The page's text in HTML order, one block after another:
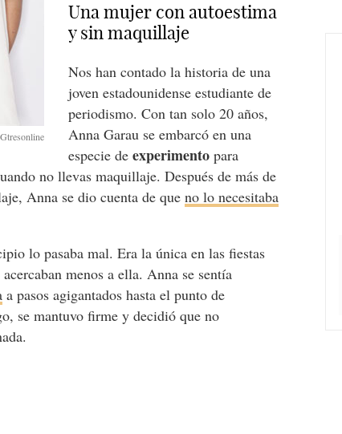
Una mujer con autoestima
y sin maquillaje
Nos han contado la historia de una
joven estadounidense estudiante de
periodismo. Con tan solo 20 años,
Anna Garau se embarcó en una
especie deexperimento para
no llevas maquillaje. Después de más de
Anna se dio cuenta de queno lo necesitaba
lo pasaba mal. Era la única en las fiestas
menos a ella. Anna se sentía
a pasos agigantados hasta el punto de
se mantuvo firme y decidió que no